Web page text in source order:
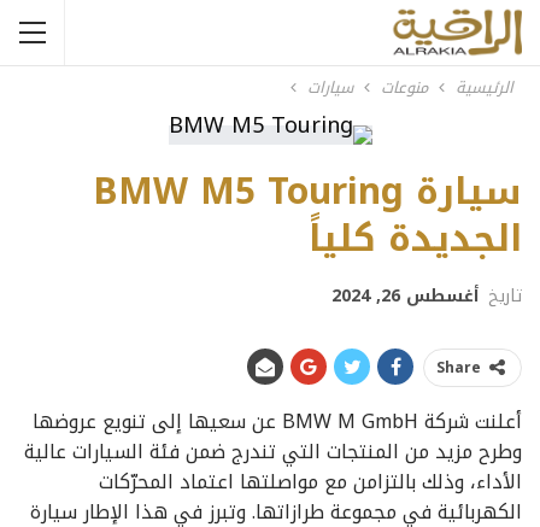
الرئيسية منوعات سيارات
سيارة BMW M5 Touring
الجديدة كلياً
تاريخ أغسطس 26, 2024
Share
أعلنت شركة BMW M GmbH عن سعيها إلى تنويع عروضها
وطرح مزيد من المنتجات التي تندرج ضمن فئة السيارات عالية
الأداء، وذلك بالتزامن مع مواصلتها اعتماد المحرّكات
الكهربائية في مجموعة طرازاتها. وتبرز في هذا الإطار سيارة